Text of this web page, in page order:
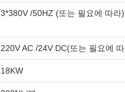
3*380V /50HZ (또는 필요에 따라)
220V AC /24V DC(또는 필요에
18KW